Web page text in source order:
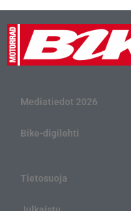
Mediatiedot 2026
Bike-digilehti
Tietosuoja